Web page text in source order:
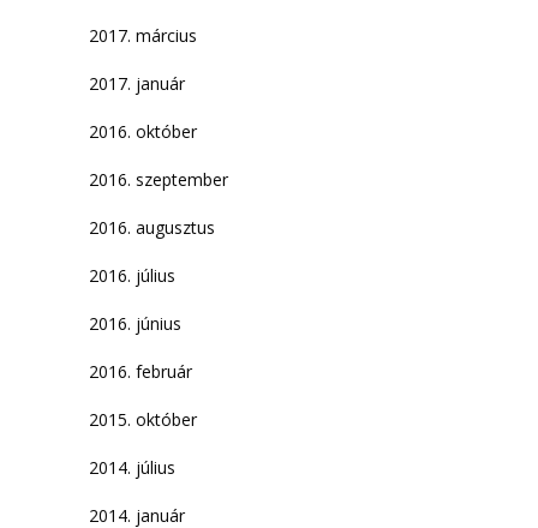
2017. március
2017. január
2016. október
2016. szeptember
2016. augusztus
2016. július
2016. június
2016. február
2015. október
2014. július
2014. január